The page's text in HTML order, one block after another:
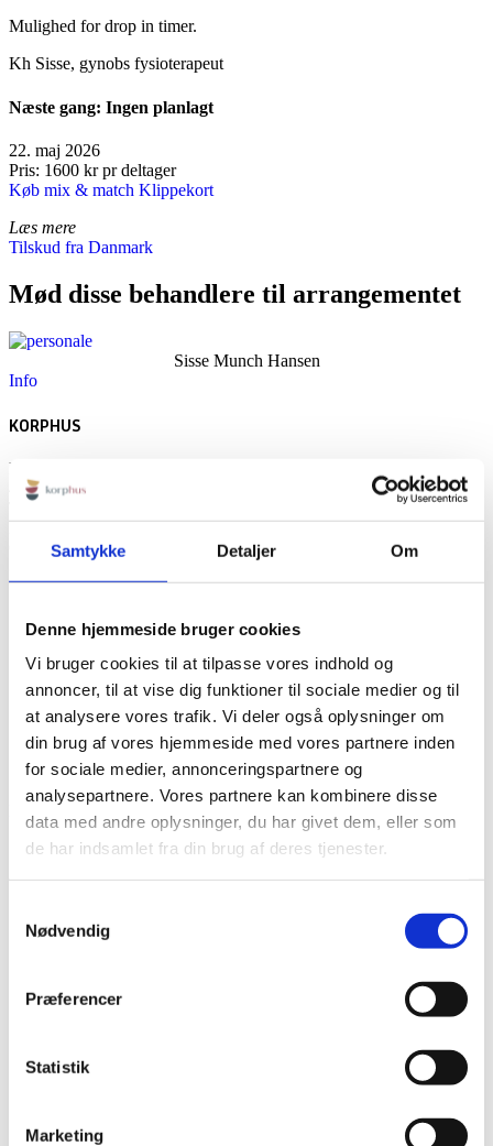
Samtykke Detaljer Om
Denne hjemmeside bruger cookies
Vi bruger cookies til at tilpasse vores indhold og
annoncer, til at vise dig funktioner til sociale medier og til
at analysere vores trafik. Vi deler også oplysninger om
din brug af vores hjemmeside med vores partnere inden
for sociale medier, annonceringspartnere og
analysepartnere. Vores partnere kan kombinere disse
data med andre oplysninger, du har givet dem, eller som
de har indsamlet fra din brug af deres tjenester.
Nødvendig
Præferencer
Statistik
Marketing
Mulighed for drop in timer.
Kh Sisse, gynobs fysioterapeut
Næste gang: Ingen planlagt
22. maj 2026
Pris: 1600 kr pr deltager
Køb mix & match Klippekort
Læs mere
Tilskud fra Danmark
Mød disse behandlere til arrangementet
Sisse Munch Hansen
Info
KORPHUS
Rødbyvej 6b
4930 Maribo
Mail:info@korphus.dk
CVR 35376933
Bliv en del af Korphus !
Handelsbetingelser
Persondata & cookiepolitik
Bliv en del af Korphus !
Handelsbetingelser
Persondata & cookiepolitik
Facebook